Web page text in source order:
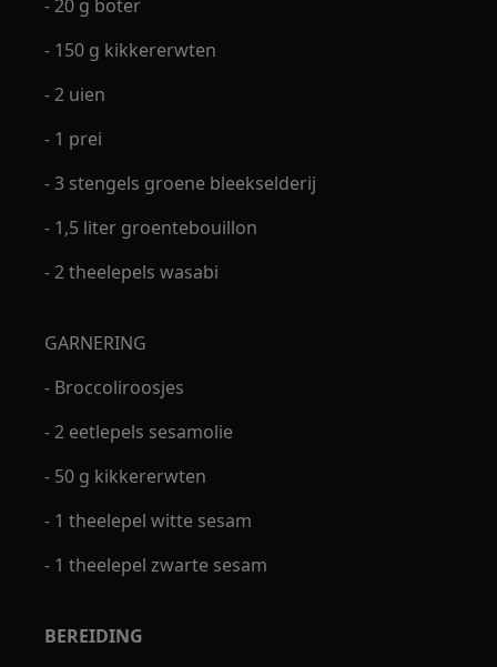
- 20 g boter
- 150 g kikkererwten
- 2 uien
- 1 prei
- 3 stengels groene bleekselderij
- 1,5 liter groentebouillon
- 2 theelepels wasabi
GARNERING
- Broccoliroosjes
- 2 eetlepels sesamolie
- 50 g kikkererwten
- 1 theelepel witte sesam
- 1 theelepel zwarte sesam
BEREIDING